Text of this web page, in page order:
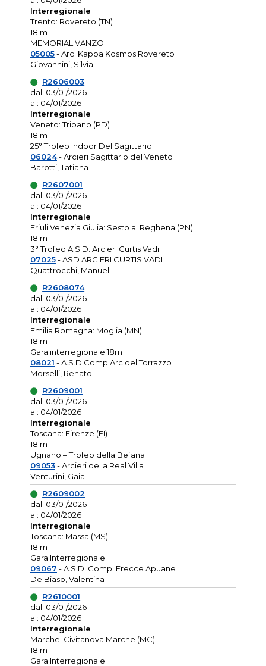
Interregionale
Trento: Rovereto (TN)
18 m
MEMORIAL VANZO
05005- Arc. Kappa Kosmos Rovereto
Giovannini, Silvia
R2606003
dal: 03/01/2026
al: 04/01/2026
Interregionale
Veneto: Tribano (PD)
18 m
25° Trofeo Indoor Del Sagittario
06024- Arcieri Sagittario del Veneto
Barotti, Tatiana
R2607001
dal: 03/01/2026
al: 04/01/2026
Interregionale
Friuli Venezia Giulia: Sesto al Reghena (PN)
18 m
3° Trofeo A.S.D. Arcieri Curtis Vadi
07025- ASD ARCIERI CURTIS VADI
Quattrocchi, Manuel
R2608074
dal: 03/01/2026
al: 04/01/2026
Interregionale
Emilia Romagna: Moglia (MN)
18 m
Gara interregionale 18m
08021 - A.S.D.Comp.Arc.del Torrazzo
Morselli, Renato
R2609001
dal: 03/01/2026
al: 04/01/2026
Interregionale
Toscana: Firenze (FI)
18 m
Ugnano – Trofeo della Befana
09053- Arcieri della Real Villa
Venturini, Gaia
R2609002
dal: 03/01/2026
al: 04/01/2026
Interregionale
Toscana: Massa (MS)
18 m
Gara Interregionale
09067 - A.S.D. Comp. Frecce Apuane
De Biaso, Valentina
R2610001
dal: 03/01/2026
al: 04/01/2026
Interregionale
Marche: Civitanova Marche (MC)
18 m
Gara Interregionale